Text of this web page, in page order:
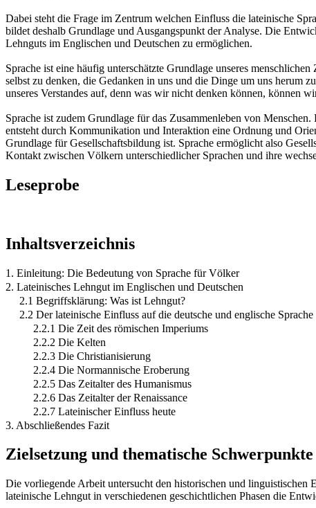
Dabei steht die Frage im Zentrum welchen Einfluss die lateinische
bildet deshalb Grundlage und Ausgangspunkt der Analyse. Die
Lehnguts im Englischen und Deutschen zu ermöglichen.
Sprache ist eine häufig unterschätzte Grundlage unseres
selbst zu denken, die Gedanken in uns und die Dinge um uns herum
unseres Verstandes auf, denn was wir nicht denken können, können
Sprache ist zudem Grundlage für das Zusammenleben von
entsteht durch Kommunikation und Interaktion eine Ordnung und
Grundlage für Gesellschaftsbildung ist. Sprache ermöglicht also
Kontakt zwischen Völkern unterschiedlicher Sprachen und ihre
Leseprobe
Inhaltsverzeichnis
1. Einleitung: Die Bedeutung von Sprache für Völker
2. Lateinisches Lehngut im Englischen und Deutschen
2.1 Begriffsklärung: Was ist Lehngut?
2.2 Der lateinische Einfluss auf die deutsche und englische Sprache
2.2.1 Die Zeit des römischen Imperiums
2.2.2 Die Kelten
2.2.3 Die Christianisierung
2.2.4 Die Normannische Eroberung
2.2.5 Das Zeitalter des Humanismus
2.2.6 Das Zeitalter der Renaissance
2.2.7 Lateinischer Einfluss heute
3. Abschließendes Fazit
Zielsetzung und thematische Schwerpunkte
Die vorliegende Arbeit untersucht den historischen und linguistischen
lateinische Lehngut in verschiedenen geschichtlichen Phasen die